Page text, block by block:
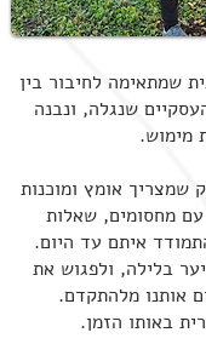
שמתאימה לחיבור בין
שנגלה, ונבנה
מימוש.
שמצריך אומץ ומוכנות
מחסומים, שאלות
איתם עד היום.
בלילה, ולפגוש את
אותנו מלהתקדם.
באותו הזמן.